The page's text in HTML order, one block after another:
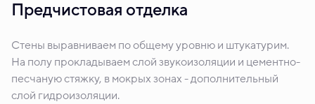
Предчистовая отделка
Стены выравниваем по общему уровню и штукатурим.
На полу прокладываем слой звукоизоляции и цементно-
песчаную стяжку, в мокрых зонах - дополнительный
слой гидроизоляции.